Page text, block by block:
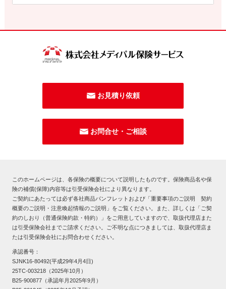
お見積り依頼
お問合せ・ご相談
このホームページは、各保険の概要について説明したものです。保険商品名や保
険の補償(保障)内容等は引受保険会社により異なります。
ご契約にあたっては必ず各社商品パンフレットおよび「重要事項のご説明 契約
概要のご説明・注意喚起情報のご説明」をご覧ください。また、詳しくは「ご契
約のしおり（普通保険約款・特約）」をご用意していますので、取扱代理店また
は引受保険会社までご請求ください。ご不明な点につきましては、取扱代理店ま
たは引受保険会社にお問合わせください。
承認番号：
SJNK16-80492(平成29年4月4日)
25TC-003218（2025年10月）
B25-900877（承認年月2025年9月）